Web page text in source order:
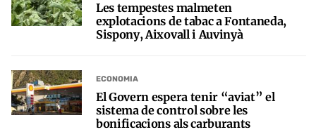
Les tempestes malmeten
explotacions de tabac a Fontaneda,
Sispony, Aixovall i Auvinyà
ECONOMIA
El Govern espera tenir “aviat” el
sistema de control sobre les
bonificacions als carburants